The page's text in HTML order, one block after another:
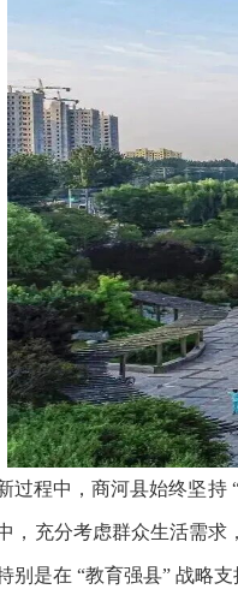
过程中，商河县始终坚持
，充分考虑群众生活需
别是在 “教育强县” 战略